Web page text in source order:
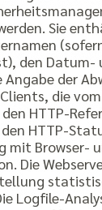
Sie
den Datum-
der
die
HTTP-
den HTTP-
mit Browser-
Die
Logfile-